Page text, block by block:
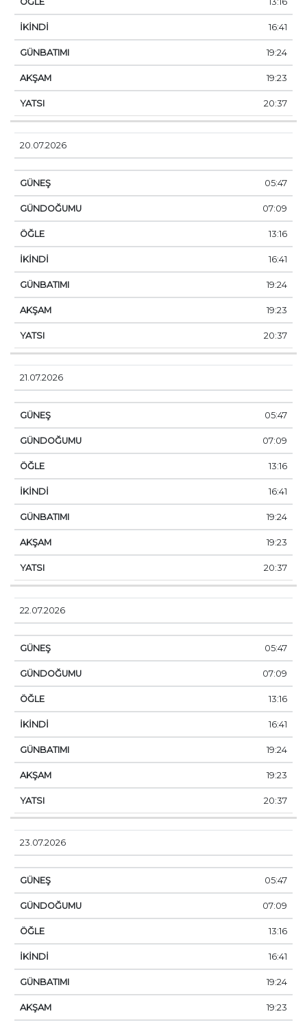
16:41
19:24
19:23
20:37
20.07.2026
05:47
07:09
13:16
16:41
19:24
19:23
20:37
21.07.2026
05:47
07:09
13:16
16:41
19:24
19:23
20:37
22.07.2026
05:47
07:09
13:16
16:41
19:24
19:23
20:37
23.07.2026
05:47
07:09
13:16
16:41
19:24
19:23